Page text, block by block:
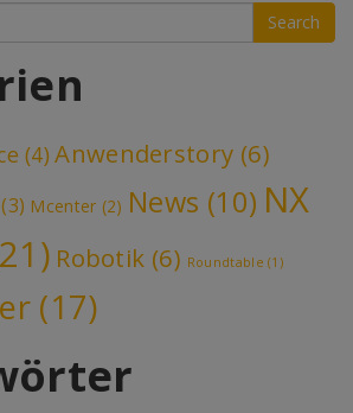
(4) Anwenderstory (6)
(3) Mcenter (2) News (10) NX
Robotik (6) Roundtable (1)
(17)